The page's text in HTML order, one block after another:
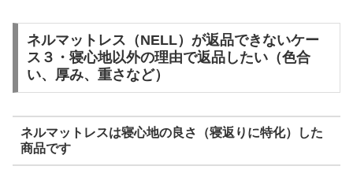
ネルマットレス（NELL）が返品できないケー
ス３・寝心地以外の理由で返品したい（色合
い、厚み、重さなど）
ネルマットレスは寝心地の良さ（寝返りに特化）した
商品です